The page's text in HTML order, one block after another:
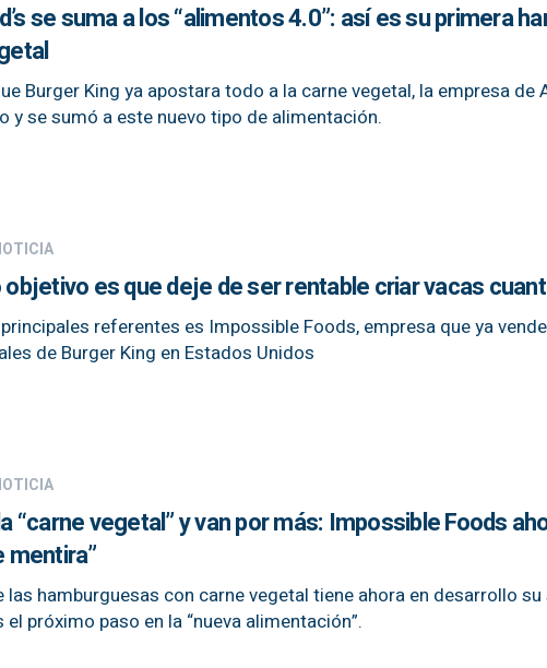
se suma a los “alimentos 4.0”: así es su primera
Burger King ya apostara todo a la carne vegetal, la empresa de
y se sumó a este nuevo tipo de alimentación.
objetivo es que deje de ser rentable criar vacas
referentes es Impossible Foods, empresa que ya
de Burger King en Estados Unidos
“carne vegetal” y van por más: Impossible Foods
mentira”
las hamburguesas con carne vegetal tiene ahora en desarrollo
próximo paso en la “nueva alimentación”.